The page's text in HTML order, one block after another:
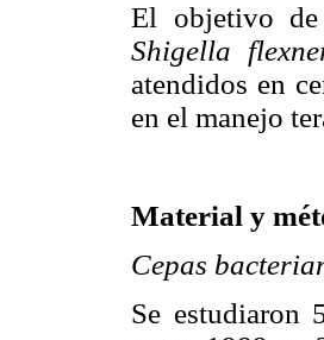
El objetivo de
Shigella
atendidos en
en el manejo
Material y
Cepas
Se estudiaron